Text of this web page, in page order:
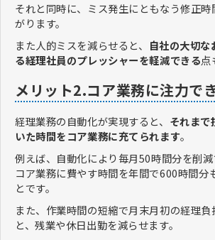
それと同時に、ミス発生にともなう修正時
がります。
また人的ミスを減らせると、 自社の大切
る経理社員のプレッシャーを軽減できる点
メリット2.コア業務に注力で
経理業務の自動化が実現すると、 それまで
いた時間をコア業務に充てられます。
例えば、自動化により毎月50時間分を削減
コア業務に費やす時間を年間で600時間分
とです。
また、作業時間の短縮で月末月初の経理負
と、残業や休日出勤を減らせます。